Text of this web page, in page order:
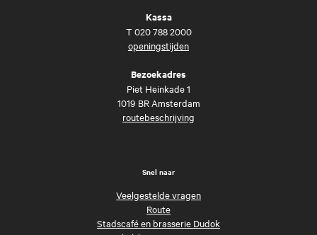
Kassa
T 020 788 2000
openingstijden
Bezoekadres
Piet Heinkade 1
1019 BR Amsterdam
routebeschrijving
Snel naar
Veelgestelde vragen
Route
Stadscafé en brasserie Dudok